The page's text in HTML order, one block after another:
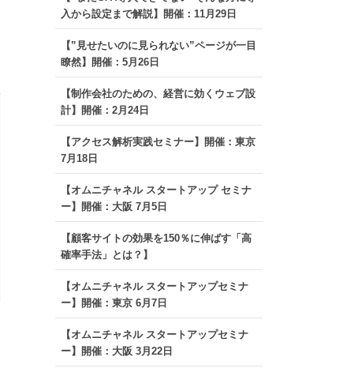
入から設定まで解説】開催：11月29日
【”見せたいのに見られない”ページが一目
瞭然】開催：5月26日
【制作会社のための、経営に効くウェブ設
計】開催：2月24日
【アクセス解析実践セミナー】開催：東京
7月18日
【オムニチャネル スタートアップ セミナ
ー】開催：大阪 7月5日
【顧客サイトの効果を150％に伸ばす「高
確率手法」とは？】
【オムニチャネル スタートアップセミナ
ー】開催：東京 6月7日
【オムニチャネル スタートアップセミナ
ー】開催：大阪 3月22日